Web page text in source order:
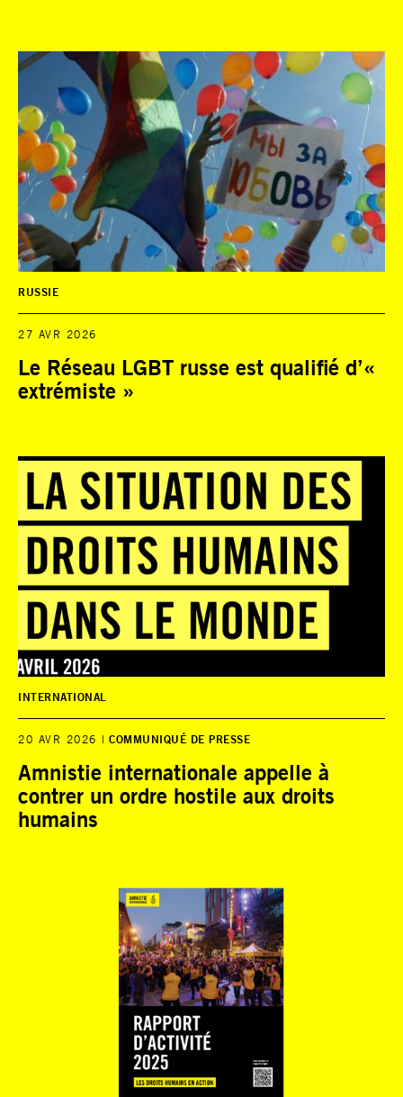
RUSSIE
27 AVR 2026
Le Réseau LGBT russe est qualifié d’«
extrémiste »
INTERNATIONAL
20 AVR 2026 COMMUNIQUÉ DE PRESSE
Amnistie internationale appelle à
contrer un ordre hostile aux droits
humains